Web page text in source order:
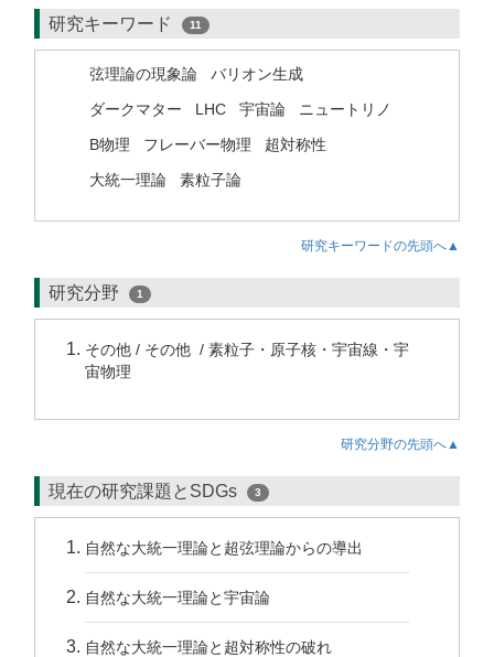
研究キーワード 11
弦理論の現象論
バリオン生成
ダークマター
LHC 宇宙論
ニュートリノ
B物理
フレーバー物理
超対称性
大統一理論
素粒子論
研究キーワードの先頭へ▲
研究分野 1
その他 / その他 / 素粒子・原子核・宇宙線・宇
宙物理
研究分野の先頭へ▲
現在の研究課題とSDGs 3
自然な大統一理論と超弦理論からの導出
自然な大統一理論と宇宙論
自然な大統一理論と超対称性の破れ